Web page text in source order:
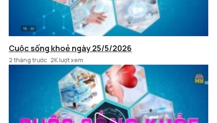
Cuộc sống khoẻ ngày 25/5/2026
2 tháng trước 2K lượt xem